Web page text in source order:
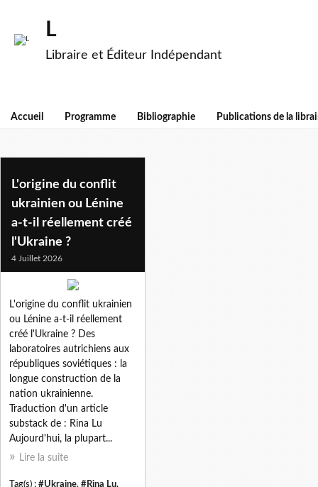
L
Libraire et Éditeur Indépendant
Accueil Programme Bibliographie Publications de la
galicie
L'origine du conflit
ukrainien ou Lénine
a-t-il réellement créé
l'Ukraine ?
4 Juillet 2026
L'origine du conflit ukrainien
ou Lénine a-t-il réellement
créé l'Ukraine ? Des
laboratoires autrichiens aux
républiques soviétiques : la
longue construction de la
nation ukrainienne.
Traduction d'un article
substack de : Rina Lu
Aujourd'hui, la plupart...
Lire la suite
Tag(s) : #Ukraine, #Rina Lu,